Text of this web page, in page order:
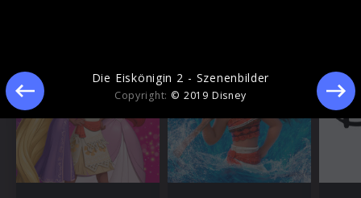
Die Eiskönigin 2 - Szenenbilder
Copyright: © 2019 Disney